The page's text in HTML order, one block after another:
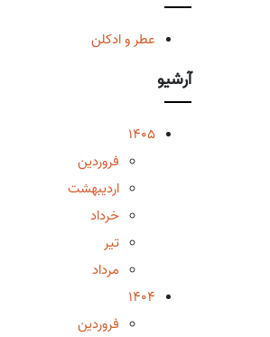
عطر و ادکلن
آرشیو
1405
فروردین
اردیبهشت
خرداد
تیر
مرداد
1404
فروردین